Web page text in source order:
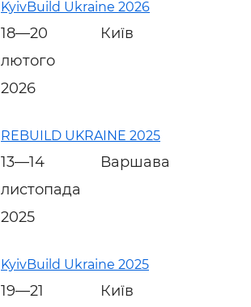
KyivBuild Ukraine 2026
18—20
лютого
2026
Київ
REBUILD UKRAINE 2025
13—14
листопада
2025
Варшава
KyivBuild Ukraine 2025
19—21 Київ